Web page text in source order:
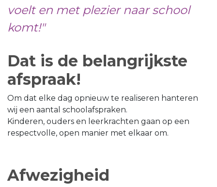
voelt en met plezier naar school
komt!"
Dat is de belangrijkste
afspraak!
Om dat elke dag opnieuw te realiseren hanteren
wij een aantal schoolafspraken.
Kinderen, ouders en leerkrachten gaan op een
respectvolle, open manier met elkaar om.
Afwezigheid